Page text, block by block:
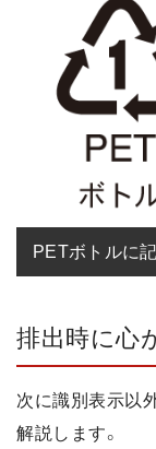
PETボトルに
排出時に
次に識別表示以
解説します。